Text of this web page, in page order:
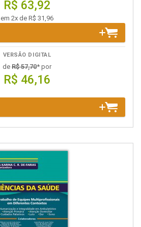
R$ 63,92
em 2x de R$ 31,96
VERSÃO DIGITAL
de R$ 57,70* por
R$ 46,16